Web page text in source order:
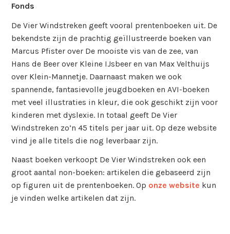
Fonds
De Vier Windstreken geeft vooral prentenboeken uit. De
bekendste zijn de prachtig geïllustreerde boeken van
Marcus Pfister over De mooiste vis van de zee, van
Hans de Beer over Kleine IJsbeer en van Max Velthuijs
over Klein-Mannetje. Daarnaast maken we ook
spannende, fantasievolle jeugdboeken en AVI-boeken
met veel illustraties in kleur, die ook geschikt zijn voor
kinderen met dyslexie. In totaal geeft De Vier
Windstreken zo’n 45 titels per jaar uit. Op deze website
vind je alle titels die nog leverbaar zijn.
Naast boeken verkoopt De Vier Windstreken ook een
groot aantal non-boeken: artikelen die gebaseerd zijn
op figuren uit de prentenboeken. Op onze website kun
je vinden welke artikelen dat zijn.